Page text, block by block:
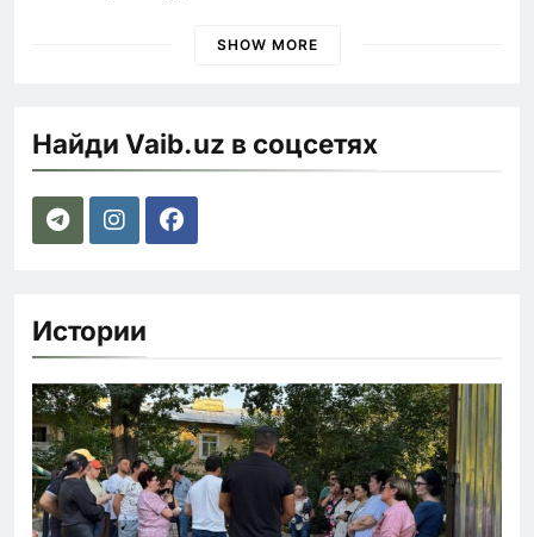
SHOW MORE
Найди Vaib.uz в соцсетях
Истории